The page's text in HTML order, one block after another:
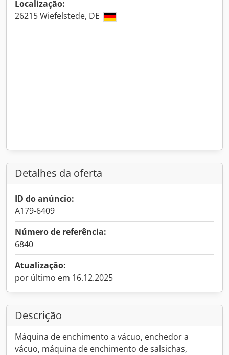
Localização:
26215 Wiefelstede, DE
Detalhes da oferta
ID do anúncio:
A179-6409
Número de referência:
6840
Atualização:
por último em 16.12.2025
Descrição
Máquina de enchimento a vácuo, enchedor a
vácuo, máquina de enchimento de salsichas,